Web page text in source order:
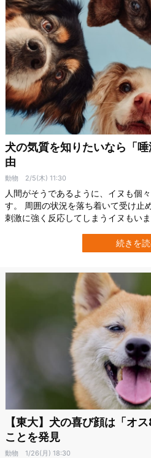
犬の気質を知りたいなら「
由
動物 2/5(木) 11:30
人間がそうであるように、イヌも個
す。 周囲の状況を落ち着いて受け止
刺激に強く反応してしまうイヌもい
の適性にも大きく関わります。 とは
人間がイヌの様子を見て点数をつけ
続きを
【東大】犬の喜び顔は「オ
ことを発見
動物 1/26(月) 18:30